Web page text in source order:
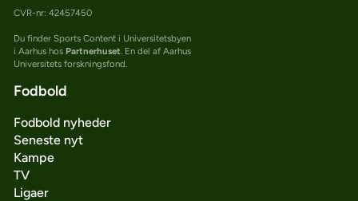
CVR-nr: 42457450
Du finder Sports Content i Universitetsbyen
i Aarhus hos Partnerhuset. En del af Aarhus
Universitets forskningsfond.
Fodbold
Fodbold nyheder
Seneste nyt
Kampe
TV
Ligaer